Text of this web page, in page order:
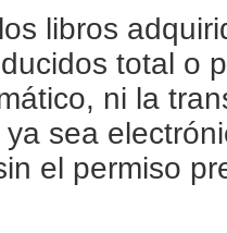
libros
total o
ni la
sea
el permiso